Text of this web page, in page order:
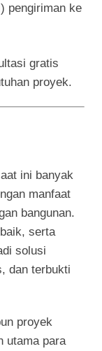
pengiriman ke
gratis
proyek.
ini banyak
manfaat
bangunan.
serta
solusi
dan terbukti
proyek
utama para